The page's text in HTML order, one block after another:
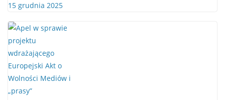
15 grudnia 2025